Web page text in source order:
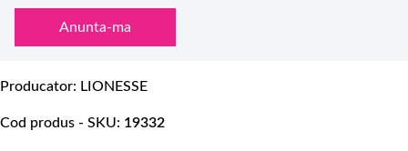
Anunta-ma
Producator LIONESSE
Cod produs - SKU 19332